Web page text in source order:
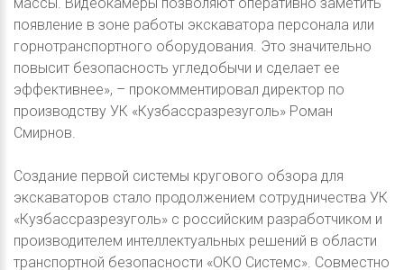
появление в зоне работы экскаватора персонала или
горнотранспортного оборудования. Это значительно
повысит безопасность угледобычи и сделает ее
эффективнее», – прокомментировал директор по
производству УК «Кузбассразрезуголь» Роман
Смирнов.
Создание первой системы кругового обзора для
экскаваторов стало продолжением сотрудничества УК
«Кузбассразрезуголь» с российским разработчиком и
производителем интеллектуальных решений в области
транспортной безопасности «ОКО Системс». Совместно